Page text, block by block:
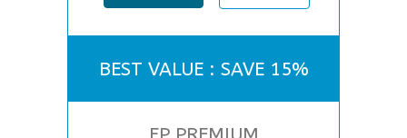
BEST VALUE : SAVE 15%